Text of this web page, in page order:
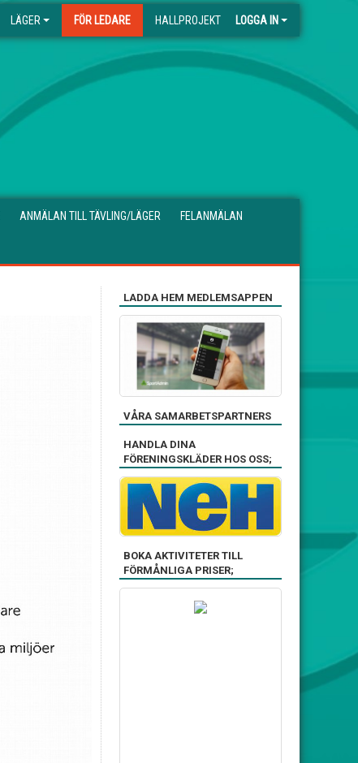
LÄGER FÖR LEDARE HALLPROJEKT LOGGA IN
ANMÄLAN TILL TÄVLING/LÄGER FELANMÄLAN
LADDA HEM MEDLEMSAPPEN
VÅRA SAMARBETSPARTNERS
HANDLA DINA
FÖRENINGSKLÄDER HOS OSS;
BOKA AKTIVITETER TILL
FÖRMÅNLIGA PRISER;